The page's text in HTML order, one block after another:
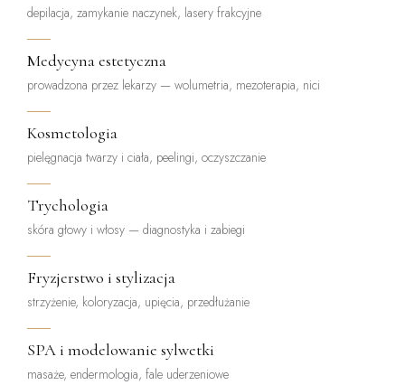
depilacja, zamykanie naczynek, lasery frakcyjne
Medycyna estetyczna
prowadzona przez lekarzy — wolumetria, mezoterapia, nici
Kosmetologia
pielęgnacja twarzy i ciała, peelingi, oczyszczanie
Trychologia
skóra głowy i włosy — diagnostyka i zabiegi
Fryzjerstwo i stylizacja
strzyżenie, koloryzacja, upięcia, przedłużanie
SPA i modelowanie sylwetki
masaże, endermologia, fale uderzeniowe